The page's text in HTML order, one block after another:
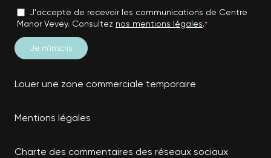
J'accepte de recevoir les communications de Centre
Manor Vevey. Consultez nos mentions légales.*
Louer une zone commerciale temporaire
Mentions légales
Charte des commentaires des réseaux sociaux